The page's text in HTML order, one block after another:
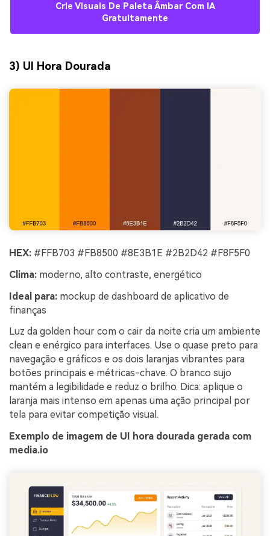
Crie Visuais De Paleta Âmbar Com IA
Gratuitamente
3) UI Hora Dourada
HEX: #FFB703 #FB8500 #8E3B1E #2B2D42 #F8F5F0
Clima: moderno, alto contraste, energético
Ideal para: mockup de dashboard de aplicativo de
finanças
Luz da golden hour com o cair da noite cria um ambiente
clean e enérgico para interfaces. Use o quase preto para
navegação e gráficos e os dois laranjas vibrantes para
botões principais e métricas-chave. O branco sujo
mantém a legibilidade e reduz o brilho. Dica: aplique o
laranja mais intenso em apenas uma ação principal por
tela para evitar competição visual.
Exemplo de imagem de UI hora dourada gerada com
media.io